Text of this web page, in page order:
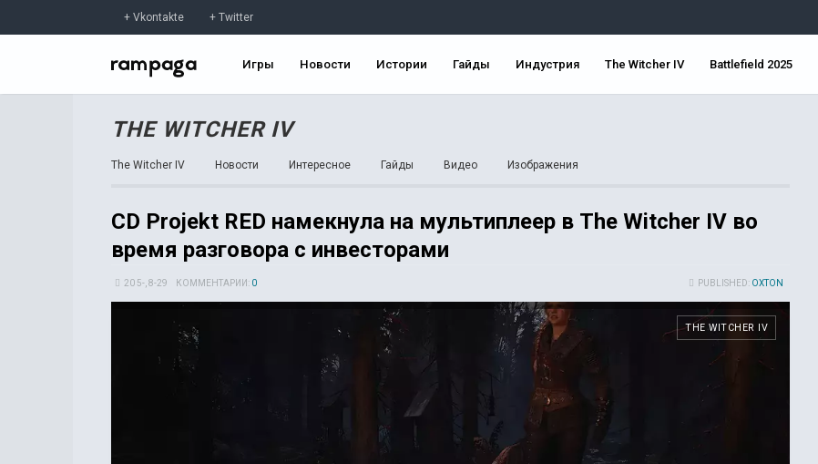
Vkontakte Twitter
Игры Новости Истории Гайды Индустрия The Witcher IV Battlefield 2025
THE WITCHER IV
The Witcher IV Новости Интересное Гайды Видео Изображения
CD Projekt RED намекнула на мультиплеер в The Witcher IV во
время разговора с инвесторами
PUBLISHED: OXTON
20 5-, 8-29 КОММЕНТАРИИ: 0
THE WITCHER IV